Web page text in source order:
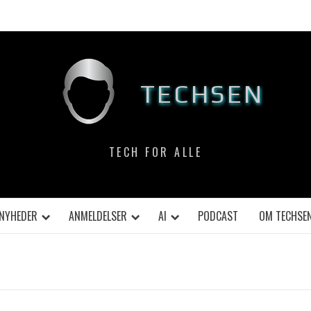
TECHSEN
TECH FOR ALLE
NYHEDER ANMELDELSER AI PODCAST OM